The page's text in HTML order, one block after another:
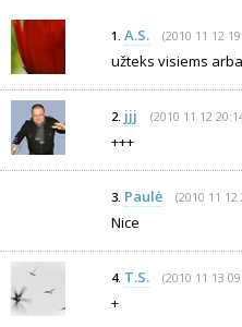
1. A.S. (2010 11 12
užteks visiems
2. jjj (2010 11 12
+++
3. Paulė (2010 11 12
Nice
4. T.S. (2010 11 13
+